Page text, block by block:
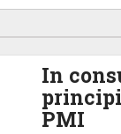
In
PMI